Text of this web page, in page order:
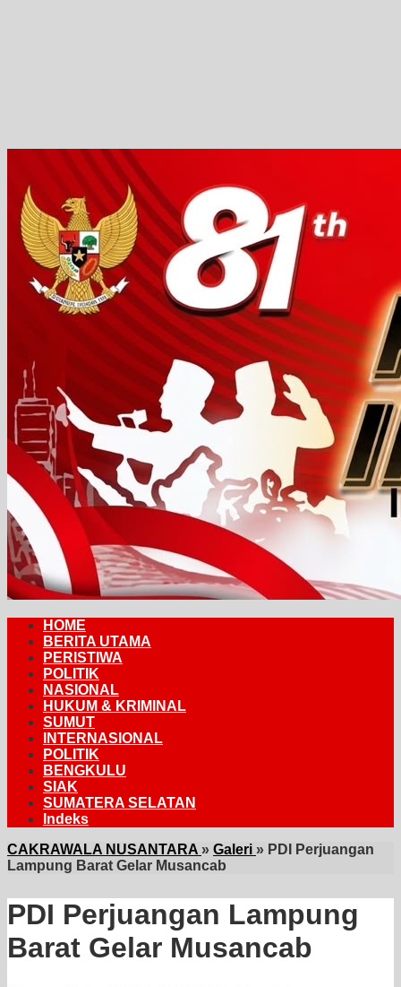
HOME
BERITA UTAMA
PERISTIWA
POLITIK
NASIONAL
HUKUM & KRIMINAL
SUMUT
INTERNASIONAL
POLITIK
BENGKULU
SIAK
SUMATERA SELATAN
Indeks
CAKRAWALA NUSANTARA » Galeri » PDI Perjuangan
Lampung Barat Gelar Musancab
PDI Perjuangan Lampung
Barat Gelar Musancab